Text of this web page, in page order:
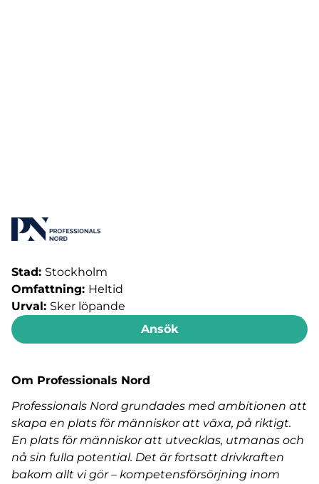
Stad: Stockholm
Omfattning: Heltid
Urval: Sker löpande
Ansök
Om Professionals Nord
Professionals Nord grundades med ambitionen att
skapa en plats för människor att växa, på riktigt.
En plats för människor att utvecklas, utmanas och
nå sin fulla potential. Det är fortsatt drivkraften
bakom allt vi gör – kompetensförsörjning inom